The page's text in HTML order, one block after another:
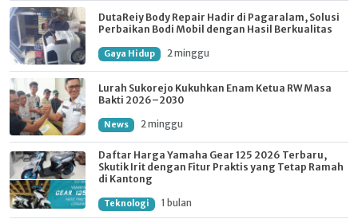
DutaReiy Body Repair Hadir di Pagaralam, Solusi
Perbaikan Bodi Mobil dengan Hasil Berkualitas
Gaya Hidup 2 minggu
Lurah Sukorejo Kukuhkan Enam Ketua RW Masa
Bakti 2026–2030
News 2 minggu
Daftar Harga Yamaha Gear 125 2026 Terbaru,
Skutik Irit dengan Fitur Praktis yang Tetap Ramah
di Kantong
Teknologi 1 bulan